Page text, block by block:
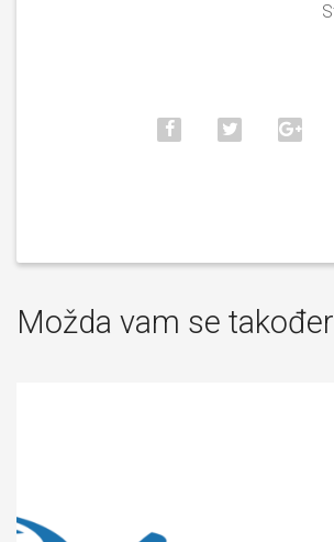
Možda vam se